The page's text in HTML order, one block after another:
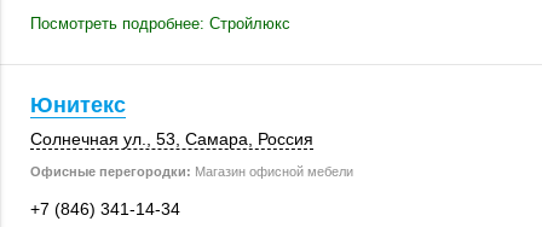
Посмотреть подробнее: Стройлюкс
Юнитекс
Солнечная ул., 53 Самара Россия
Офисные перегородки: Магазин офисной мебели
+7 (846) 341-14-34